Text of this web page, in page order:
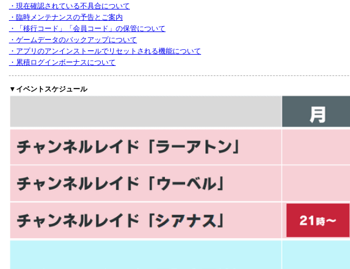
・現在確認されている不具合について
・臨時メンテナンスの予告とご案内
・「移行コード」「会員コード」の保管について
・ゲームデータのバックアップについて
・アプリのアンインストールでリセットされる機能について
・累積ログインボーナスについて
▼イベントスケジュール